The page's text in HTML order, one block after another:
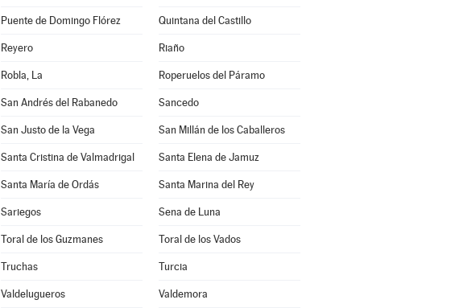
Puente de Domingo Flórez Quintana del Castillo
Reyero Riaño
Robla, La Roperuelos del Páramo
San Andrés del Rabanedo Sancedo
San Justo de la Vega San Millán de los Caballeros
Santa Cristina de Valmadrigal Santa Elena de Jamuz
Santa María de Ordás Santa Marina del Rey
Sariegos Sena de Luna
Toral de los Guzmanes Toral de los Vados
Truchas Turcia
Valdelugueros Valdemora